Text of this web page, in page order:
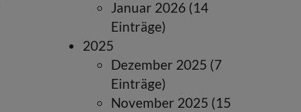
Januar 2026 (14
Einträge)
2025
Dezember 2025 (7
Einträge)
November 2025 (15